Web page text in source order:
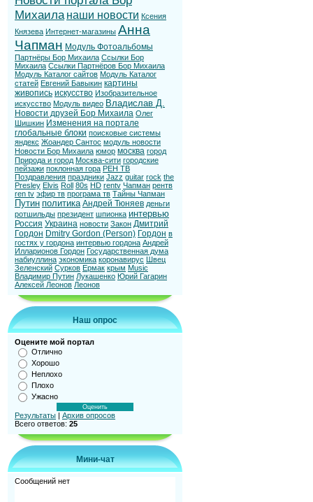
Михаила наши новости Ксения
Князева Интернет-магазины Анна
Чапман Модуль Фотоальбомы
Партнёры Бор Михаила Ссылки Бор
Михаила Ссылки Партнёров Бор Михаила
Модуль Каталог сайтов Модуль Каталог
статей Евгений Бавыкин картины
живопись искусство Изобразительное
искусство Модуль видео Владислав Д.
Новости друзей Бор Михаила Олег
Шишкин Изменения на портале
глобальные блоки поисковые системы
яндекс Жоандер Сантос модуль новости
Новости Бор Михаила юмор москва город
Природа и город Москва-сити городские
пейзажи поклонная гора РЕН ТВ
Поздравления праздники Jazz guitar rock the
Presley Elvis Roll 80s HD rentv Чапман рентв
ren tv эфир тв програма тв Тайны Чапман
Путин политика Андрей Тюняев деньги
ротшильды президент шпионка интервью
Россия Украина новости Закон Дмитрий
Гордон Dmitry Gordon (Person) Гордон в
гостях у гордона интервью гордона Андрей
Илларионов Гордон Государственная дума
набиуллина экономика коронавирус Швец
Зеленский Сурков Ермак крым Music
Владимир Путин Лукашенко Юрий Гагарин
Алексей Леонов Леонов
Наш опрос
Оцените мой портал
Отлично
Хорошо
Неплохо
Плохо
Ужасно
Результаты | Архив опросов
Всего ответов: 25
Мини-чат